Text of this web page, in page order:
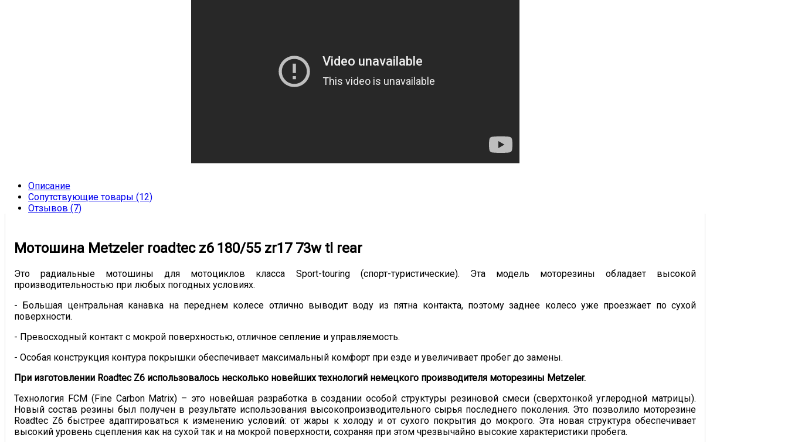
Описание
Сопутствующие товары (12)
Отзывов (7)
Мотошина Metzeler roadtec z6 180/55 zr17 73w tl rear
Это радиальные мотошины для мотоциклов класса Sport-touring (спорт-туристические). Эта модель моторезины обладает высокой
производительностью при любых погодных условиях.
- Большая центральная канавка на переднем колесе отлично выводит воду из пятна контакта, поэтому заднее колесо уже проезжает по сухой
поверхности.
- Превосходный контакт с мокрой поверхностью, отличное сепление и управляемость.
- Особая конструкция контура покрышки обеспечивает максимальный комфорт при езде и увеличивает пробег до замены.
При изготовлении Roadtec Z6 использовалось несколько новейших технологий немецкого производителя моторезины Metzeler.
Технология FCM (Fine Carbon Matrix) – это новейшая разработка в создании особой структуры резиновой смеси (сверхтонкой углеродной матрицы).
Новый состав резины был получен в результате использования высокопроизводительного сырья последнего поколения. Это позволило моторезине
Roadtec Z6 быстрее адаптироваться к изменению условий: от жары к холоду и от сухого покрытия до мокрого. Эта новая структура обеспечивает
высокий уровень сцепления как на сухой так и на мокрой поверхности, сохраняя при этом чрезвычайно высокие характеристики пробега.